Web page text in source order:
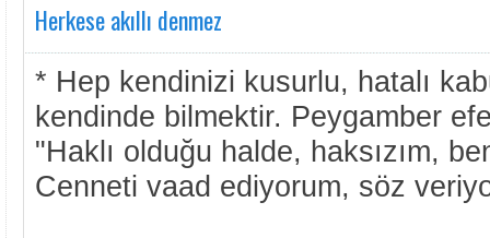
Herkese akıllı denmez
* Hep kendinizi kusurlu, hatalı
kendinde bilmektir. Peygamber
"Haklı olduğu halde, haksızım,
Cenneti vaad ediyorum, söz